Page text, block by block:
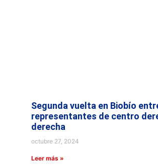
Segunda vuelta en Biobío
representantes de centro
derecha
octubre 27, 2024
Leer más »